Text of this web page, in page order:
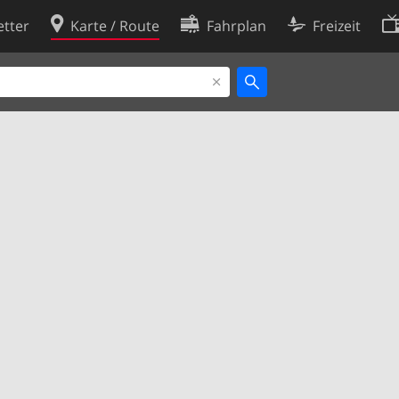
Karte / Route Fahrplan Freizeit
Cookie-Richtlinie
Cookie-Einstellungen